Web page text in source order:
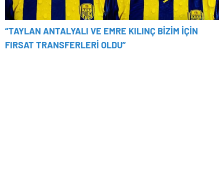
“TAYLAN ANTALYALI VE EMRE KILINÇ BİZİM İÇİN
FIRSAT TRANSFERLERİ OLDU”